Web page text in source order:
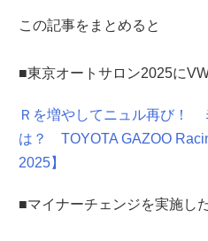
この記事をまとめると
■東京オートサロン2025に
Ｒを増やしてニュル再び！
は？ TOYOTA GAZOO
2025】
■マイナーチェンジを実施し